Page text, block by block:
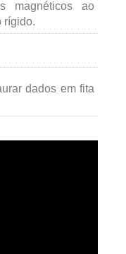
magnéticos ao
rígido.
dados em fita